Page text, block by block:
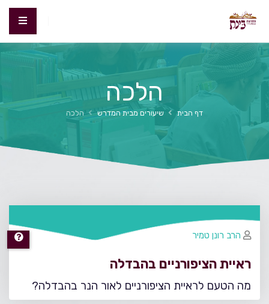
הלכה
דף הבית שיעורים מבית המדרש הלכה
ראיית הציפורניים בהבדלה
מה הטעם לראיית הציפורניים לאור הנר בהבדלה?
הרב רונן טמיר